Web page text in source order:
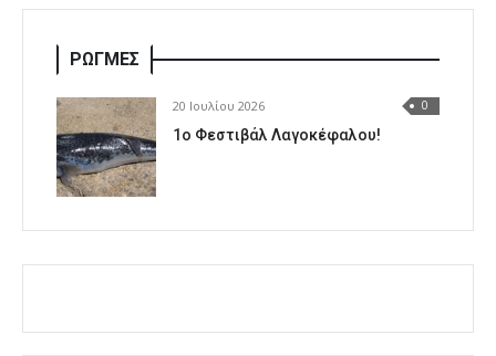
ΡΩΓΜΕΣ
20 Ιουλίου 2026 0
1o Φεστιβάλ Λαγοκέφαλου!